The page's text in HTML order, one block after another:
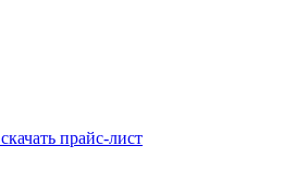
скачать прайс-лист